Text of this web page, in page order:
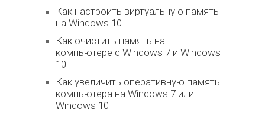
Как настроить виртуальную память
на Windows 10
Как очистить память на
компьютере с Windows 7 и Windows
10
Как увеличить оперативную память
компьютера на Windows 7 или
Windows 10